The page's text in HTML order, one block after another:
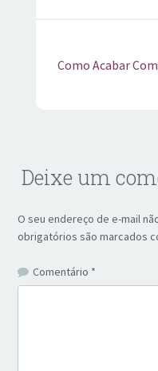
Como Acabar
Deixe um
O seu endereço de e-mail
obrigatórios são marcados
Comentário *